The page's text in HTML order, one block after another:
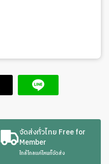
จัดส่งทั่วไทย Free for
Member
ใกล้ไกลแค่ไหนก็จัดส่ง